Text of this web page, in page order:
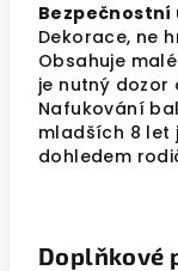
Bezpečnostní
Dekorace, ne
Obsahuje
je nutný dozor
Nafukování
mladších 8 let
dohledem
Doplňkové